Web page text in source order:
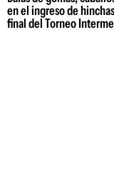
en el ingreso de
final del Torneo